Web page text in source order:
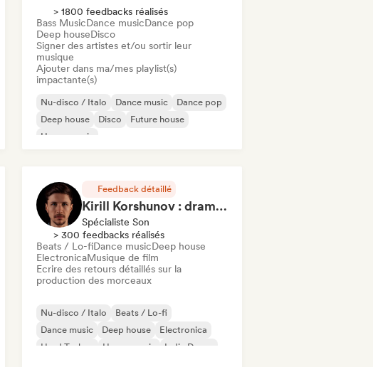
> 1800 feedbacks réalisés
Bass MusicDance musicDance pop
Deep houseDisco
Signer des artistes et/ou sortir leur
musique
Ajouter dans ma/mes playlist(s)
impactante(s)
Nu-disco / Italo Dance music
Dance pop
Deep house
Disco
Future house
House music
Feedback détaillé
Kirill Korshunov : dramaki / blueor
Spécialiste Son
> 300 feedbacks réalisés
Beats / Lo-fiDance musicDeep house
ElectronicaMusique de film
Ecrire des retours détaillés sur la
production des morceaux
Nu-disco / Italo
Beats / Lo-fi
Dance music
Deep house
Electronica
Hard Techno
House music Indie Dance